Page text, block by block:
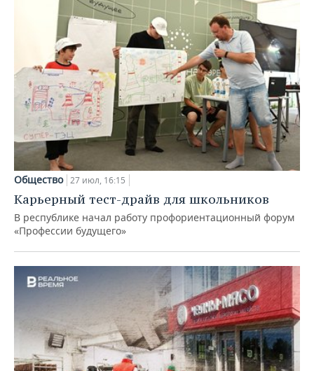
Общество 27 июл, 16:15
Карьерный тест-драйв для школьников
В республике начал работу профориентационный форум
«Профессии будущего»